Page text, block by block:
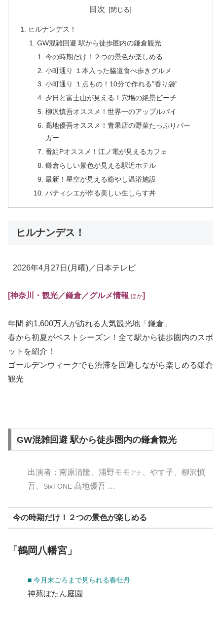
目次
ヒルナンデス！
GW混雑回避 駅から徒歩圏内の鎌倉観光
今の時期だけ！２つの景色が楽しめる
小町通り １本入った脇道食べ歩きグルメ
小町通り １点もの！10分で作れる”香り袋”
夕日と富士山が見える！穴場の絶景ビーチ
柳沢慎吾オススメ！世界一のアップルパイ
髙地優吾オススメ！青果店の野菜たっぷりバー
ガー
番組Pオススメ！江ノ電が見えるカフェ
鎌倉らしい景色が見える駅近ホテル
最新！星空が見える癒やし温浴施設
パティシエが作る美しい生しらす丼
ヒルナンデス！
2026年4月27日 (月曜) ／日本テレビ
[神奈川・観光／鎌倉／グルメ情報 ほか]
年間 約1,600万人が訪れる人気観光地「鎌倉」
春から初夏がベストシーズン！全て駅から徒歩圏内のスポ
ットを紹介！
ゴールデンウィークでも渋滞を回避しながら楽しめる鎌倉
観光
GW混雑回避 駅から徒歩圏内の鎌倉観光
出演者：南原清隆、浦野モモアナ
やす子、柳沢慎
吾、 SixTONE 髙地優吾 …
今の時期だけ！２つの景色が楽しめる
「鶴岡八幡宮」
■ 今月末ごろまで見られる春牡丹
神苑ぼたん庭園